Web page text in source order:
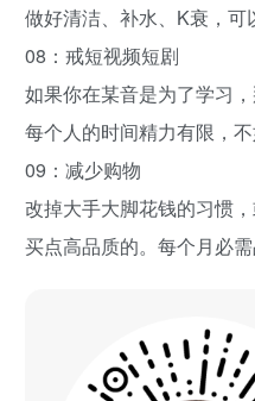
做好清洁、补水、K衰，可
08：戒短视频短剧
如果你在某音是为了学习
每个人的时间精力有限，
09：减少购物
改掉大手大脚花钱的习惯
买点高品质的。每个月必